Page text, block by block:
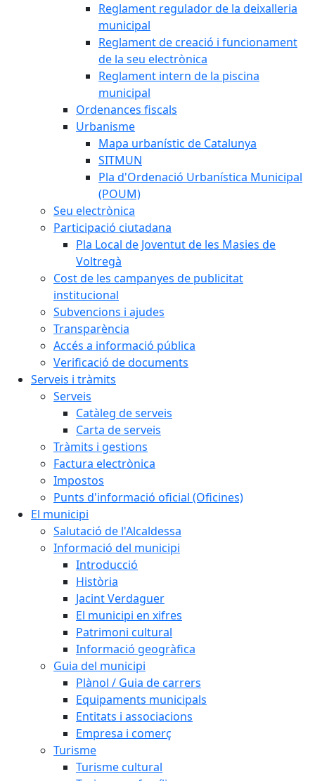
Reglament regulador de la deixalleria
municipal
Reglament de creació i funcionament
de la seu electrònica
Reglament intern de la piscina
municipal
Ordenances fiscals
Urbanisme
Mapa urbanístic de Catalunya
SITMUN
Pla d'Ordenació Urbanística Municipal
(POUM)
Seu electrònica
Participació ciutadana
Pla Local de Joventut de les Masies de
Voltregà
Cost de les campanyes de publicitat
institucional
Subvencions i ajudes
Transparència
Accés a informació pública
Verificació de documents
Serveis i tràmits
Serveis
Catàleg de serveis
Carta de serveis
Tràmits i gestions
Factura electrònica
Impostos
Punts d'informació oficial (Oficines)
El municipi
Salutació de l'Alcaldessa
Informació del municipi
Introducció
Història
Jacint Verdaguer
El municipi en xifres
Patrimoni cultural
Informació geogràfica
Guia del municipi
Plànol / Guia de carrers
Equipaments municipals
Entitats i associacions
Empresa i comerç
Turisme
Turisme cultural